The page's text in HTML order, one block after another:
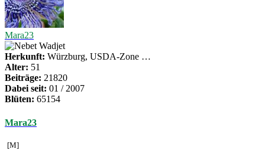
Mara23
Herkunft: Würzburg, USDA-Zone …
Alter: 51
Beiträge: 21820
Dabei seit: 01 / 2007
Blüten: 65154
Mara23
[M]